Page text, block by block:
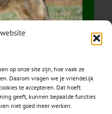
op onze site zijn, hoe vaak ze
Daarom vragen we je vriendelijk
te accepteren. Dat hoeft
geeft, kunnen bepaalde functies
niet goed meer werken.